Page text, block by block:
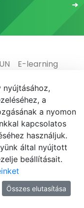
E-learning
a
a nyomon
kapcsolatos
használjuk.
által nyújtott
beállításait.
Összes elutasítása